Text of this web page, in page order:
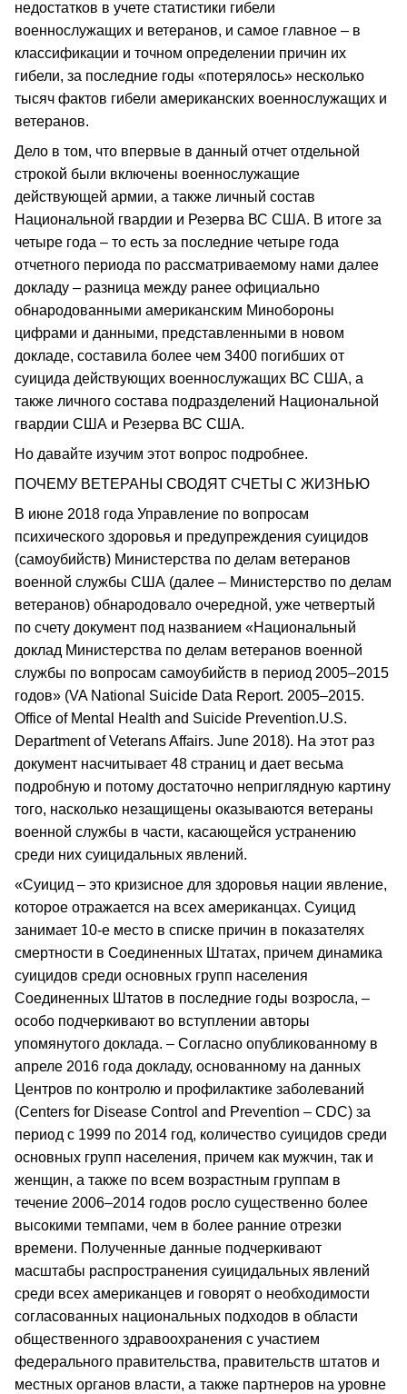
недостатков в учете статистики гибели
военнослужащих и ветеранов, и самое главное – в
классификации и точном определении причин их
гибели, за последние годы «потерялось» несколько
тысяч фактов гибели американских военнослужащих и
ветеранов.
Дело в том, что впервые в данный отчет отдельной
строкой были включены военнослужащие
действующей армии, а также личный состав
Национальной гвардии и Резерва ВС США. В итоге за
четыре года – то есть за последние четыре года
отчетного периода по рассматриваемому нами далее
докладу – разница между ранее официально
обнародованными американским Минобороны
цифрами и данными, представленными в новом
докладе, составила более чем 3400 погибших от
суицида действующих военнослужащих ВС США, а
также личного состава подразделений Национальной
гвардии США и Резерва ВС США.
Но давайте изучим этот вопрос подробнее.
ПОЧЕМУ ВЕТЕРАНЫ СВОДЯТ СЧЕТЫ С ЖИЗНЬЮ
В июне 2018 года Управление по вопросам
психического здоровья и предупреждения суицидов
(самоубийств) Министерства по делам ветеранов
военной службы США (далее – Министерство по делам
ветеранов) обнародовало очередной, уже четвертый
по счету документ под названием «Национальный
доклад Министерства по делам ветеранов военной
службы по вопросам самоубийств в период 2005–2015
годов» (VA National Suicide Data Report. 2005–2015.
Office of Mental Health and Suicide Prevention.U.S.
Department of Veterans Affairs. June 2018). На этот раз
документ насчитывает 48 страниц и дает весьма
подробную и потому достаточно неприглядную картину
того, насколько незащищены оказываются ветераны
военной службы в части, касающейся устранению
среди них суицидальных явлений.
«Суицид – это кризисное для здоровья нации явление,
которое отражается на всех американцах. Суицид
занимает 10-е место в списке причин в показателях
смертности в Соединенных Штатах, причем динамика
суицидов среди основных групп населения
Соединенных Штатов в последние годы возросла, –
особо подчеркивают во вступлении авторы
упомянутого доклада. – Согласно опубликованному в
апреле 2016 года докладу, основанному на данных
Центров по контролю и профилактике заболеваний
(Centers for Disease Control and Prevention – CDC) за
период с 1999 по 2014 год, количество суицидов среди
основных групп населения, причем как мужчин, так и
женщин, а также по всем возрастным группам в
течение 2006–2014 годов росло существенно более
высокими темпами, чем в более ранние отрезки
времени. Полученные данные подчеркивают
масштабы распространения суицидальных явлений
среди всех американцев и говорят о необходимости
согласованных национальных подходов в области
общественного здравоохранения с участием
федерального правительства, правительств штатов и
местных органов власти, а также партнеров на уровне